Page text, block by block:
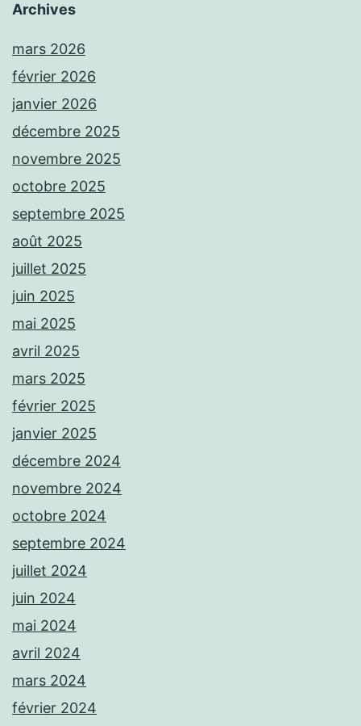
Archives
mars 2026
février 2026
janvier 2026
décembre 2025
novembre 2025
octobre 2025
septembre 2025
août 2025
juillet 2025
juin 2025
mai 2025
avril 2025
mars 2025
février 2025
janvier 2025
décembre 2024
novembre 2024
octobre 2024
septembre 2024
juillet 2024
juin 2024
mai 2024
avril 2024
mars 2024
février 2024